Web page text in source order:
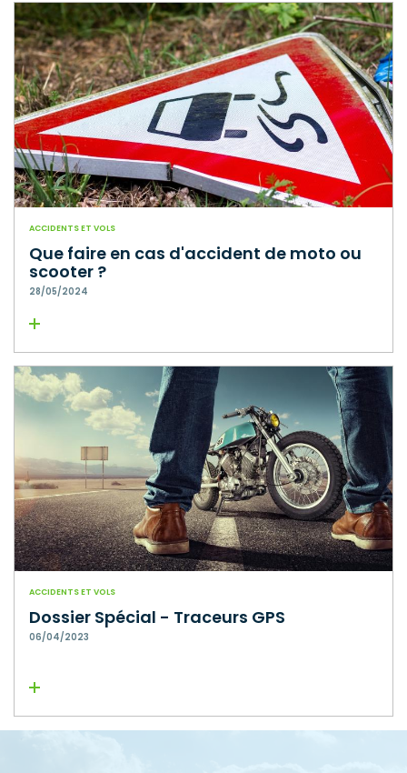
ACCIDENTS ET VOLS
Que faire en cas d'accident de moto ou
scooter ?
28/05/2024
Lire la suite
ACCIDENTS ET VOLS
Dossier Spécial - Traceurs GPS
06/04/2023
Lire la suite